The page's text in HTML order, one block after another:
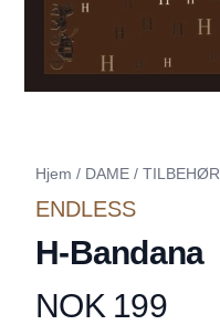
Hjem / DAME / TILBEHØR
ENDLESS
H-Bandana
Produktdetaljer
NOK 199